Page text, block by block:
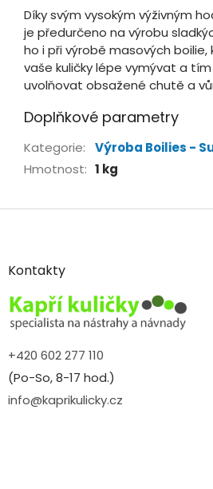
Díky svým vysokým výživným
je předurčeno na výrobu
ho i při výrobě masových
vaše kuličky lépe vymývat a
uvolňovat obsažené chutě a
Doplňkové parametry
Kategorie:
Výroba Boilies -
Hmotnost: 1 kg
Z
aKontakty
+420 602 277 110
(Po-So, 8-17 hod.)
info@kaprikulicky.cz